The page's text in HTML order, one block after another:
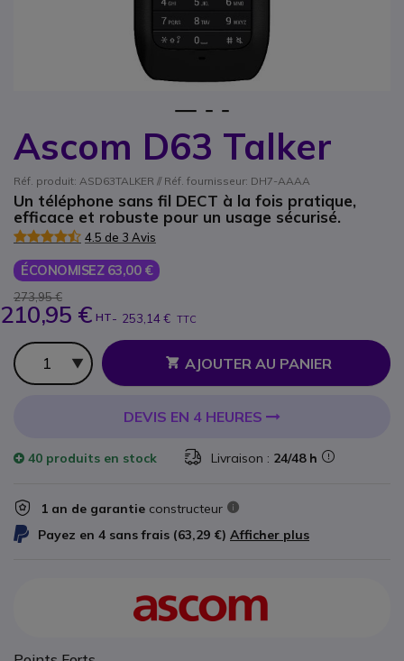
Ascom D63 Talker
Réf. produit: ASD63TALKER // Réf. fournisseur: DH7-AAAA
Un téléphone sans fil DECT à la fois pratique,
efficace et robuste pour un usage sécurisé.
4.5 de 3 Avis
ÉCONOMISEZ 63,00 €
273,95 €
210,95 € HT- 253,14 € TTC
Qté
AJOUTER AU PANIER
DEVIS EN 4 HEURES
40 produits en stock Livraison : 24/48 h
1 an de garantie constructeur
Payez en 4 sans frais (63,29 €) Afficher plus
Passer au début de la Galerie d’images